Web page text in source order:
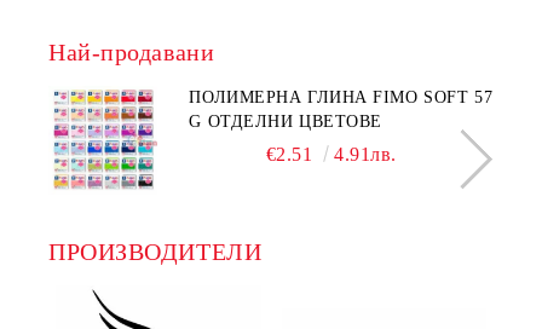
Най-продавани
ПОЛИМЕРНА ГЛИНА FIMO SOFT 57
G ОТДЕЛНИ ЦВЕТОВЕ
€2.51 4.91лв.
ПРОИЗВОДИТЕЛИ